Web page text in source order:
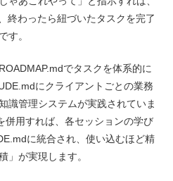
終わったら紐づいたタスクを完了
す。
でタスクを体系的に
にクライアントごとの業務
識管理システムが実践されていま
併用すれば、各セッションの学び
に統合され、使い込むほど精
」が実現します。